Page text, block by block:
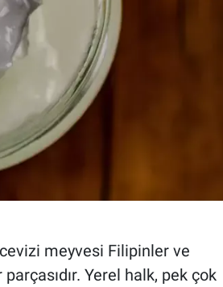
meyvesi Filipinler ve
Yerel halk, pek çok